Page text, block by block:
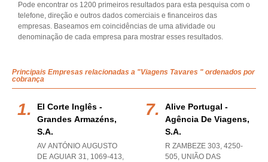
Pode encontrar os 1200 primeiros resultados para esta pesquisa com o
telefone, direção e outros dados comerciais e financeiros das
empresas. Baseamos em coincidências de uma atividade ou
denominação de cada empresa para mostrar esses resultados.
Principais Empresas relacionadas a "Viagens Tavares " ordenados por
cobrança
El Corte Inglês -
Grandes Armazéns,
S.a.
AV ANTÓNIO AUGUSTO
DE AGUIAR 31, 1069-413,
Alive Portugal -
Agência De Viagens,
S.a.
R ZAMBEZE 303, 4250-
505, UNIÃO DAS